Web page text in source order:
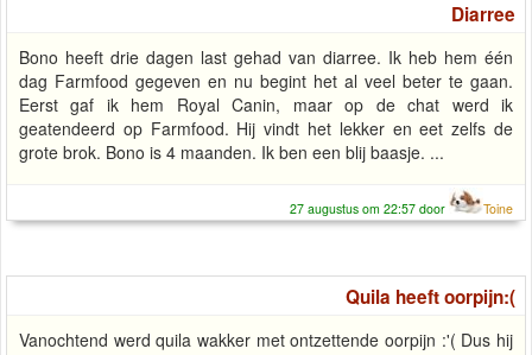
Diarree
Bono heeft drie dagen last gehad van diarree. Ik heb hem één
dag Farmfood gegeven en nu begint het al veel beter te gaan.
Eerst gaf ik hem Royal Canin, maar op de chat werd ik
geatendeerd op Farmfood. Hij vindt het lekker en eet zelfs de
grote brok. Bono is 4 maanden. Ik ben een blij baasje. ...
27 augustus om 22:57 door Toine
Quila heeft oorpijn:(
Vanochtend werd quila wakker met ontzettende oorpijn :'( Dus hij